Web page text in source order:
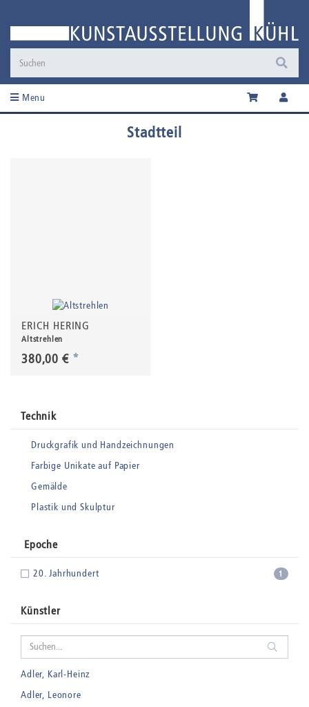
Menu
Stadtteil
ERICH HERING
Altstrehlen
380,00 € *
Technik
Druckgrafik und Handzeichnungen
Farbige Unikate auf Papier
Gemälde
Plastik und Skulptur
Epoche
1
20. Jahrhundert
Künstler
Adler, Karl-Heinz
Adler, Leonore